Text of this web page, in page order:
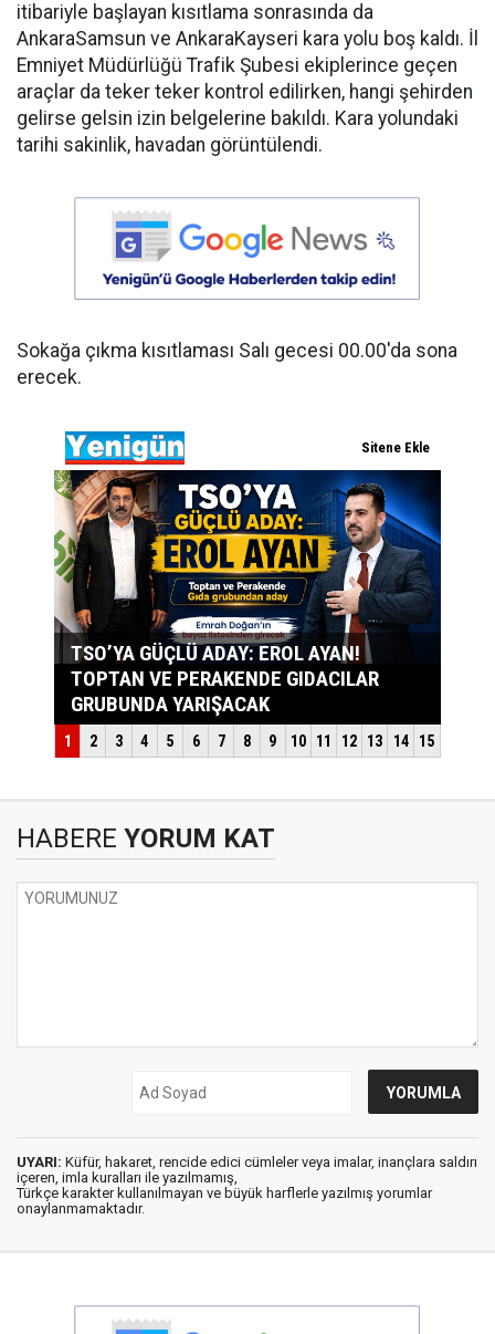
itibariyle başlayan kısıtlama sonrasında da
AnkaraSamsun ve AnkaraKayseri kara yolu boş kaldı. İl
Emniyet Müdürlüğü Trafik Şubesi ekiplerince geçen
araçlar da teker teker kontrol edilirken, hangi şehirden
gelirse gelsin izin belgelerine bakıldı. Kara yolundaki
tarihi sakinlik, havadan görüntülendi.
Sokağa çıkma kısıtlaması Salı gecesi 00.00'da sona
erecek.
HABERE YORUM KAT
UYARI: Küfür, hakaret, rencide edici cümleler veya imalar, inançlara saldırı
içeren, imla kuralları ile yazılmamış,
Türkçe karakter kullanılmayan ve büyük harflerle yazılmış yorumlar
onaylanmamaktadır.